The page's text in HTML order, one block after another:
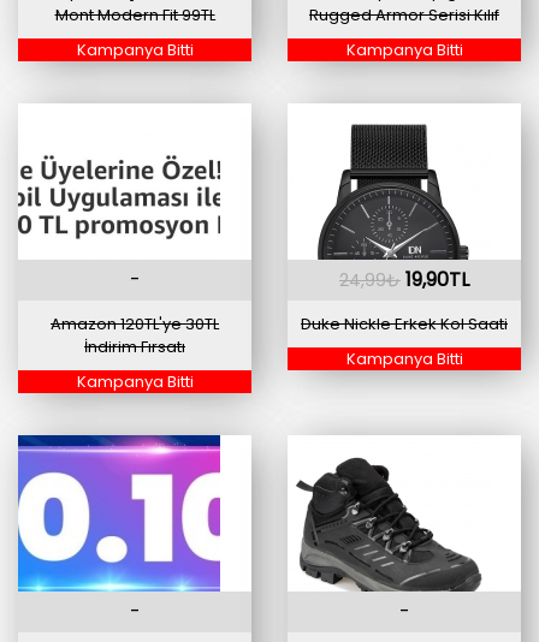
Mont Modern Fit 99TL
Kampanya Bitti
Rugged Armor Serisi Kılıf
Kampanya Bitti
-
Amazon 120TL'ye 30TL
İndirim Fırsatı
Kampanya Bitti
24,99₺ 19,90TL
Duke Nickle Erkek Kol Saati
Kampanya Bitti
- -